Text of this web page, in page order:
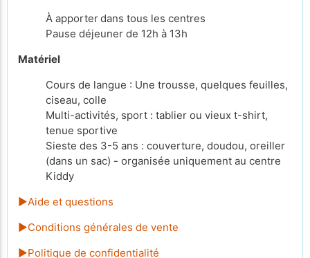
À apporterdans tous les centres
Pause déjeuner de 12h à 13h
Matériel
Cours de langue : Une trousse, quelques feuilles,
ciseau, colle
Multi-activités, sport : tablier ou vieux t-shirt,
tenue sportive
Sieste des 3-5 ans : couverture, doudou, oreiller
(dans un sac) - organisée uniquement au centre
Kiddy
►Aide et questions
►Conditions générales de vente
►Politique de confidentialité